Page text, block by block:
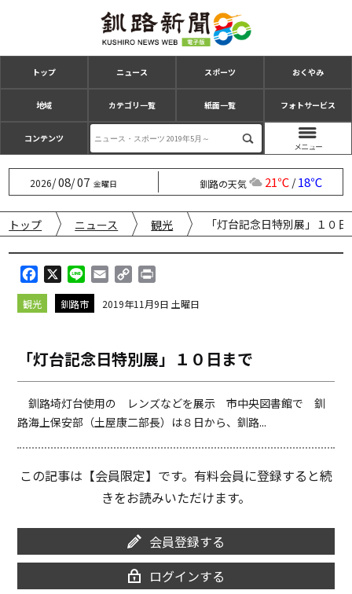
トップ ニュース スポーツ おくやみ
地域 カテゴリ一覧 紙面一覧 フォトサービス
コンテンツ
2026/08/07 金曜日 釧路の天気 21℃/18℃
トップ ニュース 観光 「灯台記念日特別展」１０
a
c
o
o
k
i
n
a
p
i
n
i
観光 釧路市 2019年11月9日 土曜日
「灯台記念日特別展」１０日まで
釧路埼灯台使用の レンズなどを展示 市中央図書館で 釧
路海上保安部（土屋康二部長）は８日から、釧路...
この記事は【会員限定】です。有料会員に登録すると続
きをお読みいただけます。
会員登録する
ログインする